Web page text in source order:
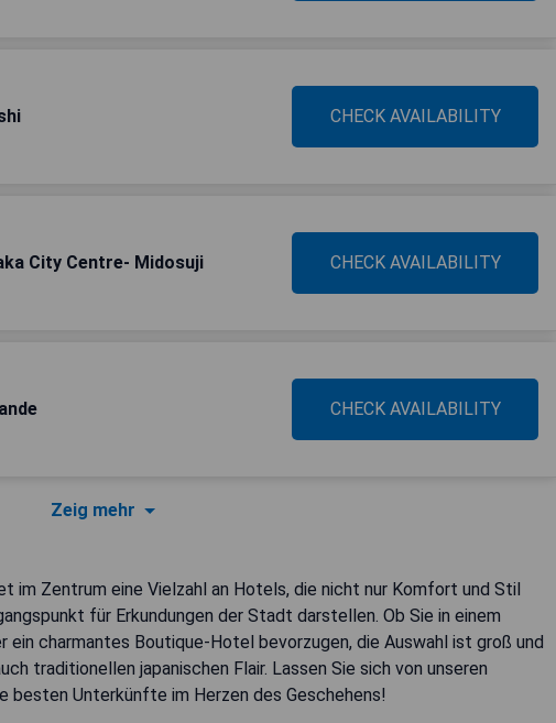
CHECK AVAILABILITY
City Centre- Midosuji CHECK AVAILABILITY
CHECK AVAILABILITY
Zeig mehr
im Zentrum eine Vielzahl an Hotels, die nicht nur Komfort und Stil
für Erkundungen der Stadt darstellen. Ob Sie in einem
charmantes Boutique-Hotel bevorzugen, die Auswahl ist groß und
traditionellen japanischen Flair. Lassen Sie sich von unseren
besten Unterkünfte im Herzen des Geschehens!